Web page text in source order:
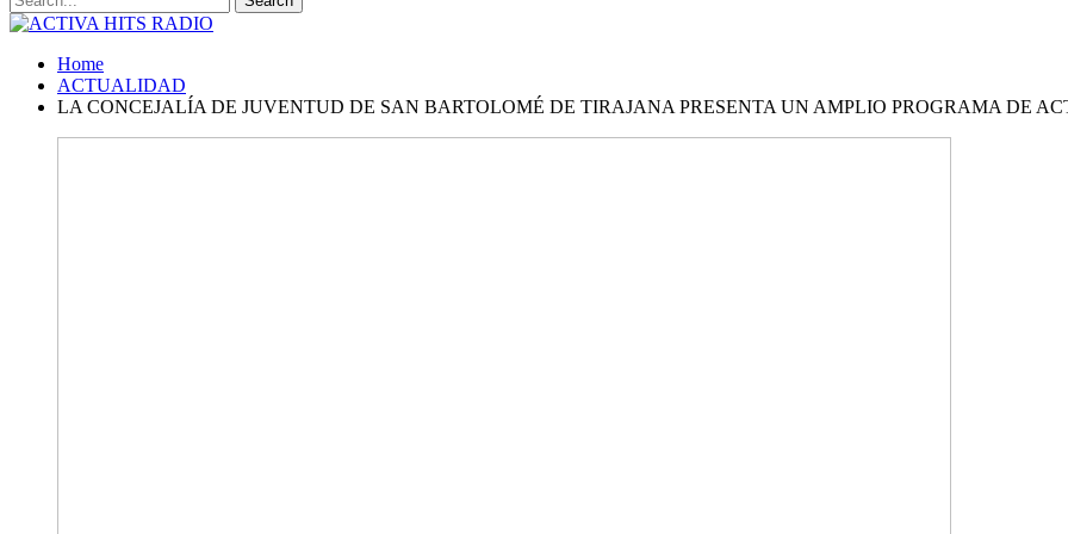
Home
ACTUALIDAD
LA CONCEJALÍA DE JUVENTUD DE SAN BARTOLOMÉ DE TIRAJANA PRESENTA UN AMPLIO PROGRAMA DE